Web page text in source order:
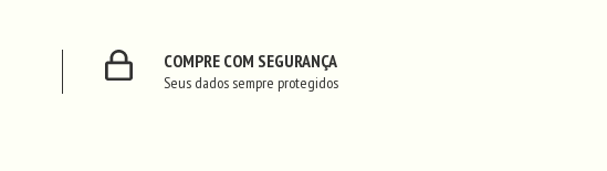
COMPRE COM SEGURANÇA
Seus dados sempre protegidos